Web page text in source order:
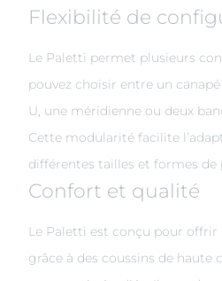
Flexibilité de
Le Paletti permet plusieurs
pouvez choisir entre un canapé
U, une méridienne ou deux
Cette modularité facilite
différentes tailles et formes de
Confort et qualité
Le Paletti est conçu pour
grâce à des coussins de haute